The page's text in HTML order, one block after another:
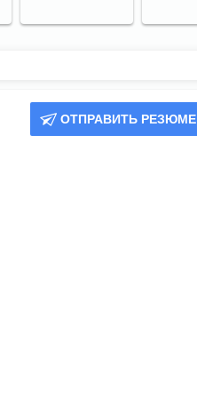
ОТПРАВИТЬ РЕЗЮМЕ